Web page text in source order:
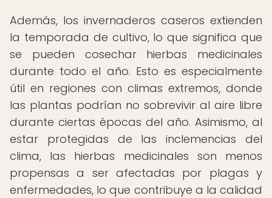
Además, los invernaderos caseros extienden
la temporada de cultivo, lo que significa que
se pueden cosechar hierbas medicinales
durante todo el año. Esto es especialmente
útil en regiones con climas extremos, donde
las plantas podrían no sobrevivir al aire libre
durante ciertas épocas del año. Asimismo, al
estar protegidas de las inclemencias del
clima, las hierbas medicinales son menos
propensas a ser afectadas por plagas y
enfermedades, lo que contribuye a la calidad